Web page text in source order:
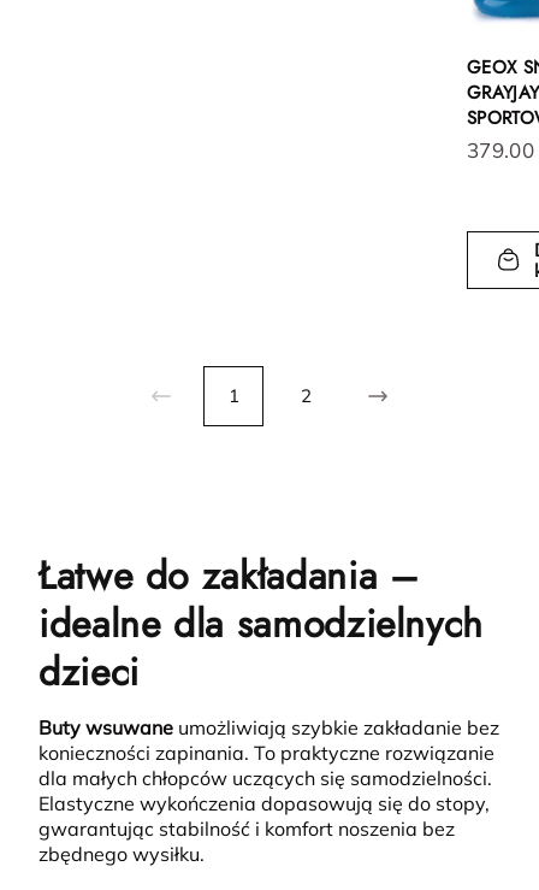
GEOX
379.00
1 2
Łatwe do zakładania –
idealne dla samodzielnych
dzieci
Buty wsuwane umożliwiają szybkie zakładanie bez
konieczności zapinania. To praktyczne rozwiązanie
dla małych chłopców uczących się samodzielności.
Elastyczne wykończenia dopasowują się do stopy,
gwarantując stabilność i komfort noszenia bez
zbędnego wysiłku.